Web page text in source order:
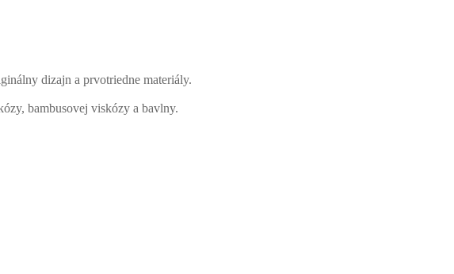
dizajn a prvotriedne materiály.
bambusovej viskózy a bavlny.